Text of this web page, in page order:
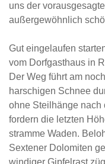
uns der
außergewöhnlich
Gut eingelaufen
vom Dorfgasthaus in
Der Weg führt am
harschigen Schnee
ohne Steilhänge nach
fordern die letzten
stramme Waden.
Sextener Dolomiten
windiger Gipfelrast